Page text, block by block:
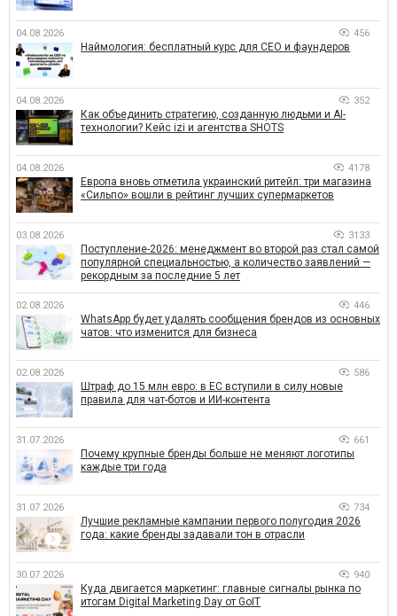
04.08.2026 456
Наймология: бесплатный курс для CEO и фаундеров
04.08.2026 352
Как объединить стратегию, созданную людьми и AI-
технологии? Кейс izi и агентства SHOTS
04.08.2026 4178
Европа вновь отметила украинский ритейл: три магазина
«Сильпо» вошли в рейтинг лучших супермаркетов
03.08.2026 3133
Поступление-2026: менеджмент во второй раз стал самой
популярной специальностью, а количество заявлений —
рекордным за последние 5 лет
02.08.2026 446
WhatsApp будет удалять сообщения брендов из основных
чатов: что изменится для бизнеса
02.08.2026 586
Штраф до 15 млн евро: в ЕС вступили в силу новые
правила для чат-ботов и ИИ-контента
31.07.2026 661
Почему крупные бренды больше не меняют логотипы
каждые три года
31.07.2026 734
Лучшие рекламные кампании первого полугодия 2026
года: какие бренды задавали тон в отрасли
30.07.2026 940
Куда двигается маркетинг: главные сигналы рынка по
итогам Digital Marketing Day от GoIT